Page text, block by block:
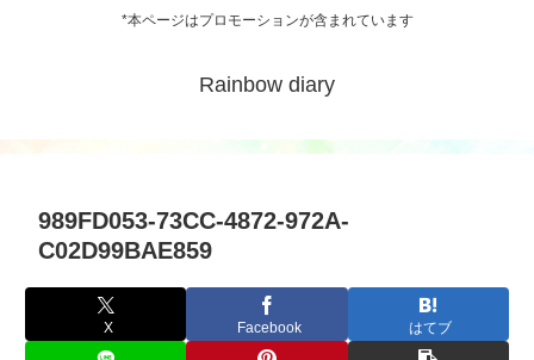
*本ページはプロモーションが含まれています
Rainbow diary
989FD053-73CC-4872-972A-
C02D99BAE859
X Facebook はてブ